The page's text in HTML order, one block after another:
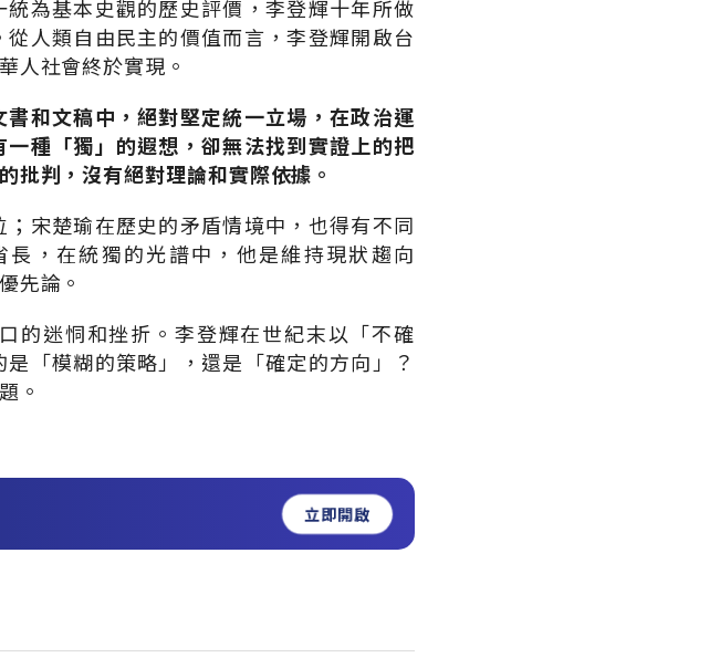
為基本史觀的歷史評價，李登輝十年所做
人類自由民主的價值而言，李登輝開啟台
人社會終於實現。
和文稿中，絕對堅定統一立場，在政治運
種「獨」的遐想，卻無法找到實證上的把
批判，沒有絕對理論和實際依據。
宋楚瑜在歷史的矛盾情境中，也得有不同
，在統獨的光譜中，他是維持現狀趨向
先論。
的迷恫和挫折。李登輝在世紀末以「不確
「模糊的策略」，還是「確定的方向」？
。
立即開啟